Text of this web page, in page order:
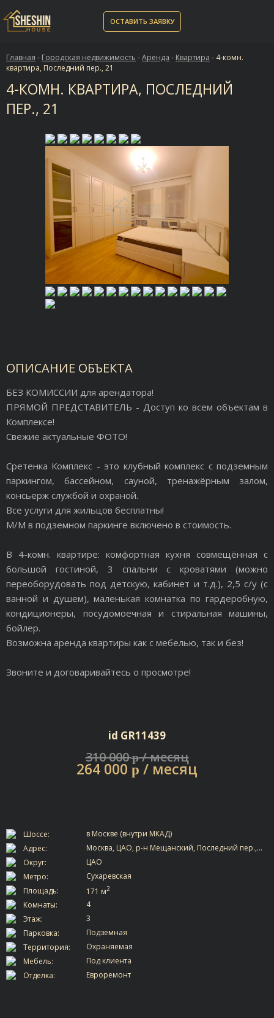
ОСТАВИТЬ ЗАЯВКУ
Главная - Городская недвижимость -Аренда - Квартира - 4-комн.
квартира, Последний пер., 21
4-КОМН. КВАРТИРА, ПОСЛЕДНИЙ
ПЕР., 21
ОПИСАНИЕ ОБЪЕКТА
БЕЗ КОМИССИИ для арендатора!
ПРЯМОЙ ПРЕДСТАВИТЕЛЬ - Доступ ко всем объектам в
Комплексе!
Свежие актуальные ФОТО!
Сретенка Комплекс - это клубный комплекс с подземным
паркингом, бассейном, сауной, тренажёрным залом,
консьерж службой и охраной.
Все услуги для жильцов бесплатны!
М/М в подземном паркинге включено в стоимость.
В 4-комн. квартире: комфортная кухня совмещённая с
большой гостиной, 3 спальни с кроватями (можно
переоборудовать под детскую, кабинет и т.д.), 2,5 с/у (с
ванной и душем), маленькая комнатка по гардеробную,
кондиционеры, посудомоечная и стиральная машины,
бойлер.
Возможна аренда квартиры как с мебелью, так и без!
Звоните и договаривайтесь о просмотре!
id GR11439
310 000p/ месяц
264 000 p / месяц
Шоссе:
в Москве (внутри МКАД)
Адрес:
Москва, ЦАО, р-н Мещанский, Последний пер.,…
Округ:
ЦАО
Метро:
Сухаревская
Площадь:
171 м2
Комнаты:
4
Этаж:
3
Парковка:
Подземная
Территория:
Охраняемая
Мебель:
Под клиента
Отделка:
Евроремонт